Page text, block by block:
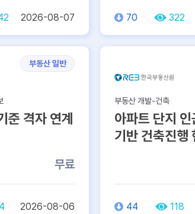
2026-08-07 70 322
부동산 일반
준 격자 연계
무료
2026-08-06
부동산 개발-건축
아파트 단지
기반 건축진행
44 118